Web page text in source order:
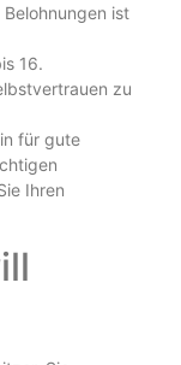
ist
16.
zu
für gute
Ihren